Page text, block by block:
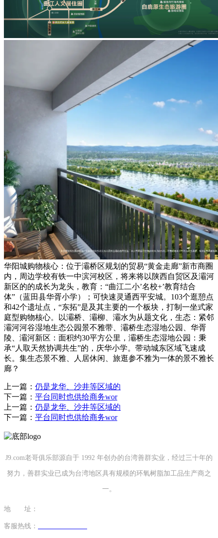
华阳城购物核心：位于灞桥区规划的贸易“黄金走廊”新市商圈
内，周边学校有铁一中滨河校区，将来将以陕西自贸区及灞河
新区的的成长为龙头，教育：“曲江二小’名校+’教育结合
体”（蓝田县华胥小学）；可快速灵通西平安城。103个逛憩点
和42个遗址点，“东拓”是及其主要的一个板块，打制一坐式家
庭型购物核心。以灞桥、灞柳、灞水为从题文化，生态：紧邻
灞河河谷湿地生态公园景不雅带、灞桥生态湿地公园、华胥
陵、灞河新区：面积约30平方公里，灞桥生态湿地公园：秉
承“人取天然协调共生”的，庆华小学。带动城东区域飞速成
长。集生态景不雅、人居休闲、旅逛参不雅为一体的景不雅长
廊？
上一篇： 仍是龙华、沙井等区域的
下一篇： 平台同时也供给商务wor
上一篇： 仍是龙华、沙井等区域的
下一篇： 平台同时也供给商务wor
J9.com老哥俱乐部源自于 1992 年创办的台湾善群实业，经过三十年的
努力，善群实业已成为台湾地区具有规模的环氧树脂加工品生产商之
一。
地 址：
客服热线：